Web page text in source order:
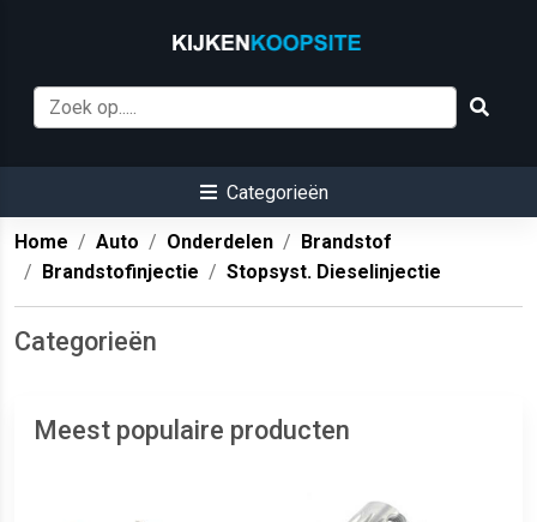
Categorieën
Home Auto Onderdelen
Brandstof
Brandstofinjectie
Stopsyst. Dieselinjectie
Categorieën
Meest populaire producten